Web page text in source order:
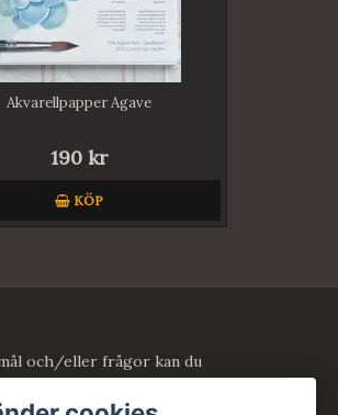
Akvarellpapper Agave
190 kr
KÖP
och/eller frågor kan du
eller maila
kan.